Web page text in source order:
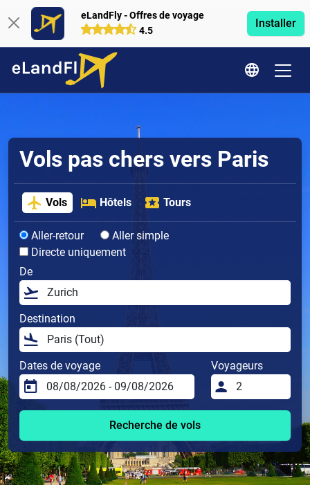
eLandFly - Offres de voyage
4.5
Installer
Vols pas chers vers Paris
Vols Hôtels Tours
Aller-retour
Aller simple
Directe uniquement
De
Destination
Dates de voyage Voyageurs
Recherche de vols